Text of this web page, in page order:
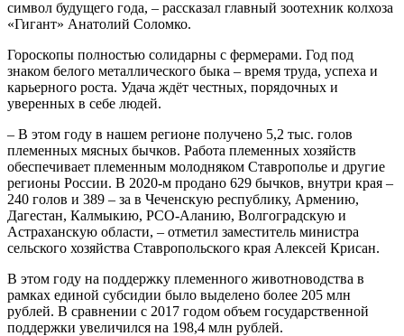
символ будущего года, – рассказал главный зоотехник колхоза
«Гигант» Анатолий Соломко.
Гороскопы полностью солидарны с фермерами. Год под
знаком белого металлического быка – время труда, успеха и
карьерного роста. Удача ждёт честных, порядочных и
уверенных в себе людей.
– В этом году в нашем регионе получено 5,2 тыс. голов
племенных мясных бычков. Работа племенных хозяйств
обеспечивает племенным молодняком Ставрополье и другие
регионы России. В 2020-м продано 629 бычков, внутри края –
240 голов и 389 – за в Чеченскую республику, Армению,
Дагестан, Калмыкию, РСО-Аланию, Волгоградскую и
Астраханскую области, – отметил заместитель министра
сельского хозяйства Ставропольского края Алексей Крисан.
В этом году на поддержку племенного животноводства в
рамках единой субсидии было выделено более 205 млн
рублей. В сравнении с 2017 годом объем государственной
поддержки увеличился на 198,4 млн рублей.